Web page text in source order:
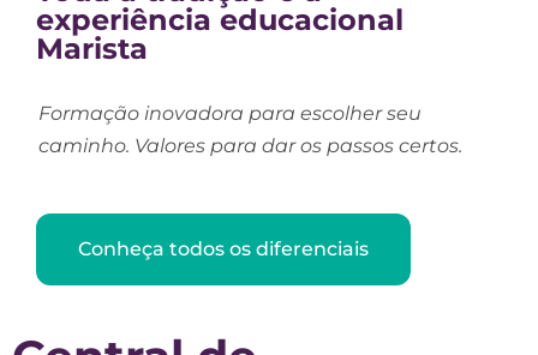
experiência educacional
Marista
Formação inovadora para escolher seu
caminho. Valores para dar os passos certos.
Conheça todos os diferenciais